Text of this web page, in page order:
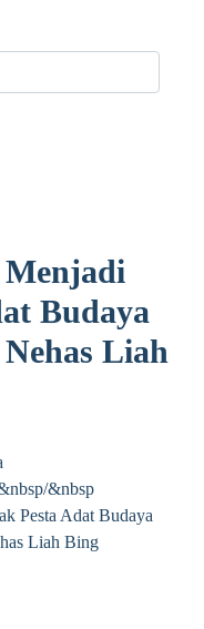
Menjadi
Budaya
Liah
&nbsp
Pesta Adat Budaya
Liah Bing